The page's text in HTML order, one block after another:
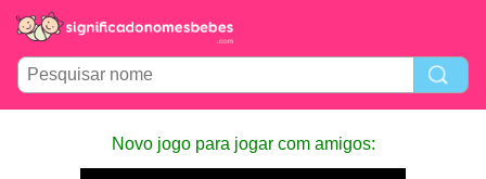
Novo jogo para jogar com amigos: